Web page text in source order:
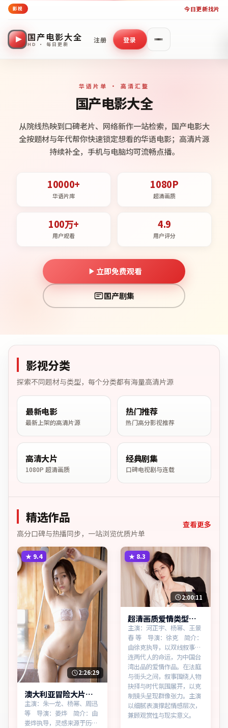
影视 今日更新找片
国产电影大全
HD · 每日更新
注册 登录
华语片单 · 高清汇整
国产电影大全
从院线热映到口碑老片、网络新作一站检索，国产电影大
全按题材与年代帮你快速锁定想看的华语电影；高清片源
持续补全，手机与电脑均可流畅点播。
10000+
华语片库
1080P
超清画质
100万+
用户观看
4.9
用户评分
立即免费观看
国产剧集
影视分类
探索不同题材与类型，每个分类都有海量高清片源
最新电影
最新上架的高清片源
热门推荐
热门高分影视推荐
高清大片
1080P 超清画质
经典剧集
口碑电视剧与连载
精选作品
高分口碑与热播同步，一站浏览优质片单
查看更多
★ 9.4
2:26:29
澳大利亚冒险大片终
局回响高清完整在线
主演：朱一龙、杨幂、周迅
等 导演：娄烨 简介：由
娄烨执导，灵感来源于历史
★ 8.3
2:00:11
超清画质爱情类型南
港回响热播更新中
主演：河正宇、杨幂、王景
春 等 导演：徐克 简介：
由徐克执导，以双线叙事勾
连两代人的命运，为中国台
湾出品的爱情作品。在法庭
与街头之间，叙事围绕人物
抉择与时代氛围展开，以克
制镜头呈现群像张力。主演
以细腻表演撑起情感层次，
兼顾观赏性与现实意义。